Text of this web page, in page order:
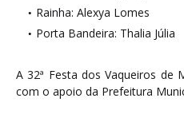
Rainha: Alexya Lomes
Porta Bandeira: Thalia Júlia
A 32ª Festa dos Vaqueiros de
com o apoio da Prefeitura